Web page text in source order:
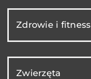
Zdrowie i fitness
Zwierzęta